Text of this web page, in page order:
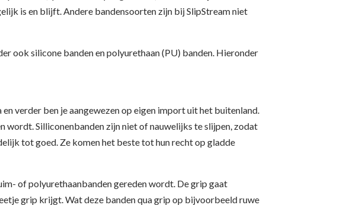
is en blijft. Andere bandensoorten zijn bij SlipStream niet
ook silicone banden en polyurethaan (PU) banden. Hieronder
verder ben je aangewezen op eigen import uit het buitenland.
wordt. Silliconenbanden zijn niet of nauwelijks te slijpen, zodat
tot goed. Ze komen het beste tot hun recht op gladde
of polyurethaanbanden gereden wordt. De grip gaat
grip krijgt. Wat deze banden qua grip op bijvoorbeeld ruwe